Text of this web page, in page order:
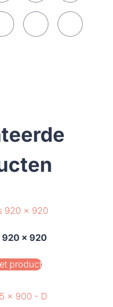
920 x 920
product